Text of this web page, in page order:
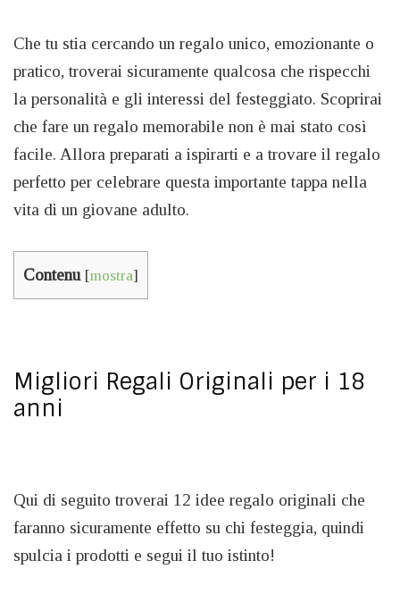
Che tu stia cercando un regalo unico, emozionante o
pratico, troverai sicuramente qualcosa che rispecchi
la personalità e gli interessi del festeggiato. Scoprirai
che fare un regalo memorabile non è mai stato così
facile. Allora preparati a ispirarti e a trovare il regalo
perfetto per celebrare questa importante tappa nella
vita di un giovane adulto.
Contenu [mostra]
Migliori Regali Originali per i 18
anni
Qui di seguito troverai 12 idee regalo originali che
faranno sicuramente effetto su chi festeggia, quindi
spulcia i prodotti e segui il tuo istinto!